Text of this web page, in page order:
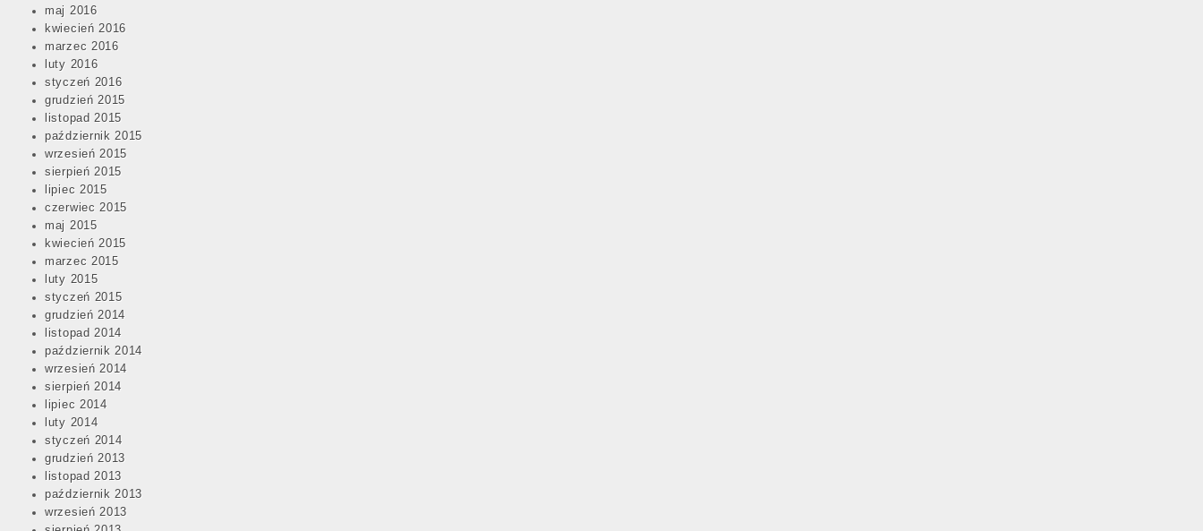
maj 2016
kwiecień 2016
marzec 2016
luty 2016
styczeń 2016
grudzień 2015
listopad 2015
październik 2015
wrzesień 2015
sierpień 2015
lipiec 2015
czerwiec 2015
maj 2015
kwiecień 2015
marzec 2015
luty 2015
styczeń 2015
grudzień 2014
listopad 2014
październik 2014
wrzesień 2014
sierpień 2014
lipiec 2014
luty 2014
styczeń 2014
grudzień 2013
listopad 2013
październik 2013
wrzesień 2013